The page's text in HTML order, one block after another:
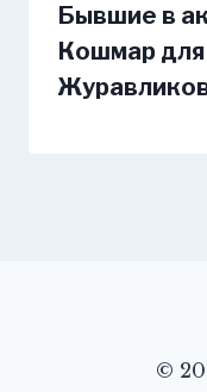
Бывшие в
Кошмар для
©